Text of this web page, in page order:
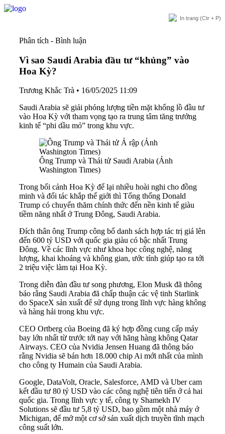
In trang (Ctr + P)
Phân tích - Bình luận
Vì sao Saudi Arabia đầu tư “khủng” vào
Hoa Kỳ?
Trương Khắc Trà • 16/05/2025 11:09
Saudi Arabia sẽ giải phóng lượng tiền mặt khổng lồ đầu tư
vào Hoa Kỳ với tham vọng tạo ra trung tâm tăng trưởng
kinh tế “phi dầu mỏ” trong khu vực.
Ông Trump và Thái tử Saudi Arabia (Ảnh
Washington Times)
Trong bối cảnh Hoa Kỳ để lại nhiều hoài nghi cho đồng
minh và đối tác khắp thế giới thì Tổng thống Donald
Trump có chuyến thăm chính thức đến nền kinh tế giàu
tiềm năng nhất ở Trung Đông, Saudi Arabia.
Đích thân ông Trump công bố danh sách hợp tác trị giá lên
đến 600 tỷ USD với quốc gia giàu có bậc nhất Trung
Đông. Về các lĩnh vực như khoa học công nghệ, năng
lượng, khai khoáng và không gian, ước tính giúp tạo ra tới
2 triệu việc làm tại Hoa Kỳ.
Trong diễn đàn đầu tư song phương, Elon Musk đã thông
báo rằng Saudi Arabia đã chấp thuận các vệ tinh Starlink
do SpaceX sản xuất để sử dụng trong lĩnh vực hàng không
và hàng hải trong khu vực.
CEO Ortberg của Boeing đã ký hợp đồng cung cấp máy
bay lớn nhất từ trước tới nay với hãng hàng không Qatar
Airways. CEO của Nvidia Jensen Huang đã thông báo
rằng Nvidia sẽ bán hơn 18.000 chip Ai mới nhất của mình
cho công ty Humain của Saudi Arabia.
Google, DataVolt, Oracle, Salesforce, AMD và Uber cam
kết đầu tư 80 tỷ USD vào các công nghệ tiên tiến ở cả hai
quốc gia. Trong lĩnh vực y tế, công ty Shamekh IV
Solutions sẽ đầu tư 5,8 tỷ USD, bao gồm một nhà máy ở
Michigan, để mở một cơ sở sản xuất dịch truyền tĩnh mạch
công suất lớn.